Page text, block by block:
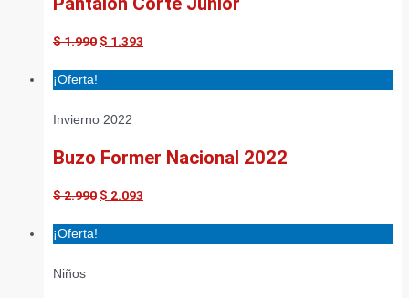
$1.990 $ 1.393
¡Oferta!
Invierno 2022
Buzo Former Nacional 2022
$2.990 $ 2.093
¡Oferta!
Niños